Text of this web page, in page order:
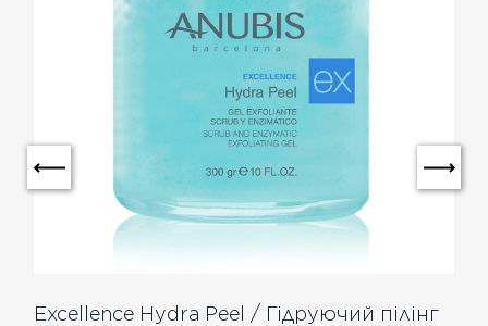
Excellence Hydra Peel / Гідруючий пілінг